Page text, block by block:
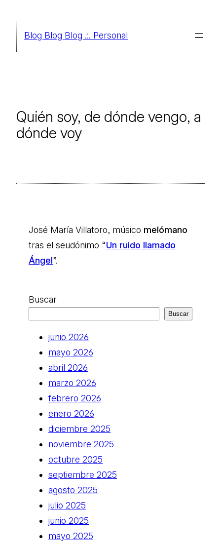
contenido
Blog Blog Blog .:. Personal
Quién soy, de dónde vengo, a
dónde voy
José María Villatoro, músico melómano
tras el seudónimo “Un ruido llamado
Ángel”.
Buscar
Buscar
junio 2026
mayo 2026
abril 2026
marzo 2026
febrero 2026
enero 2026
diciembre 2025
noviembre 2025
octubre 2025
septiembre 2025
agosto 2025
julio 2025
junio 2025
mayo 2025